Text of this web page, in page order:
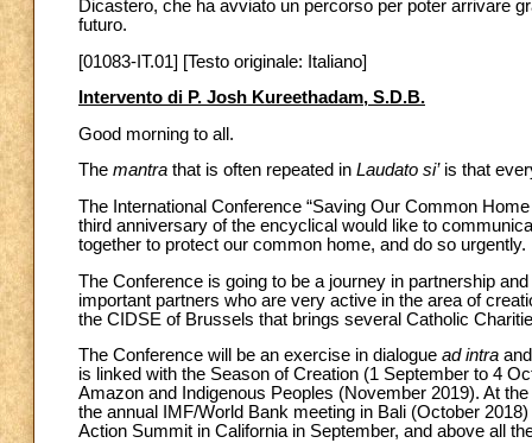
Dicastero, che ha avviato un percorso per poter arrivare
futuro.
[01083-IT.01] [Testo originale: Italiano]
Intervento di P. Josh Kureethadam, S.D.B.
Good morning to all.
The mantra that is often repeated in Laudato si’is that
The International Conference “Saving Our Common
third anniversary of the encyclical would like to
together to protect our common home, and do so urgently.
The Conference is going to be a journey in partnership
important partners who are very active in the area of
the CIDSE of Brussels that brings several Catholic
The Conference will be an exercise in dialogue ad intra
is linked with the Season of Creation (1 September to 4
Amazon and Indigenous Peoples (November 2019). At
the annual IMF/World Bank meeting in Bali (October
Action Summit in California in September, and above all